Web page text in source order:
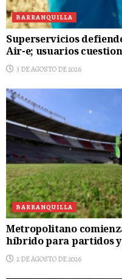
BARRANQUILLA
Superservicios
Air-e; usuarios
3 DE AGOSTO DE 2026
BARRANQUILLA
Metropolitano
híbrido para partidos
2 DE AGOSTO DE 2026